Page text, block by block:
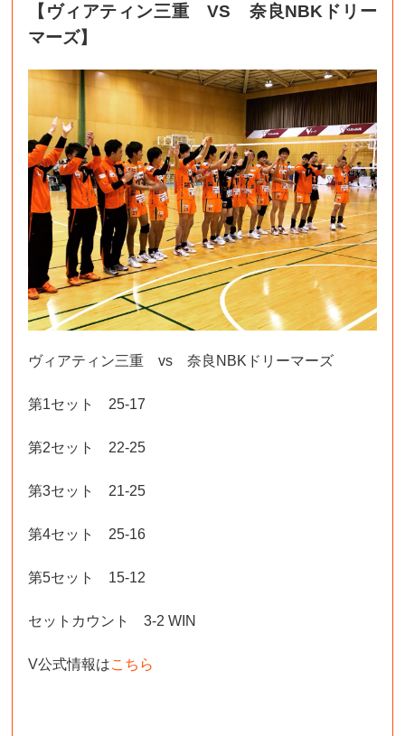
【ヴィアティン三重 VS 奈良NBKドリー
マーズ】
ヴィアティン三重 vs 奈良NBKドリーマーズ
第1セット 25-17
第2セット 22-25
第3セット 21-25
第4セット 25-16
第5セット 15-12
セットカウント 3-2 WIN
V公式情報はこちら